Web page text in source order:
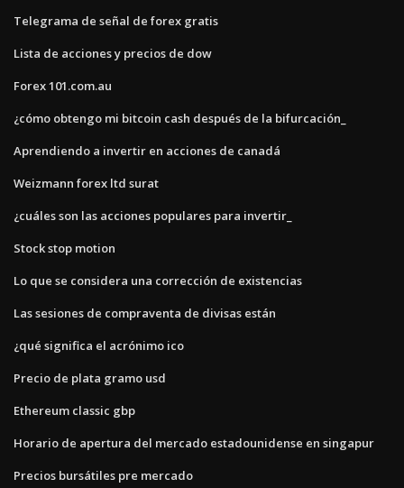
Telegrama de señal de forex gratis
Lista de acciones y precios de dow
Forex 101.com.au
¿cómo obtengo mi bitcoin cash después de la bifurcación_
Aprendiendo a invertir en acciones de canadá
Weizmann forex ltd surat
¿cuáles son las acciones populares para invertir_
Stock stop motion
Lo que se considera una corrección de existencias
Las sesiones de compraventa de divisas están
¿qué significa el acrónimo ico
Precio de plata gramo usd
Ethereum classic gbp
Horario de apertura del mercado estadounidense en singapur
Precios bursátiles pre mercado